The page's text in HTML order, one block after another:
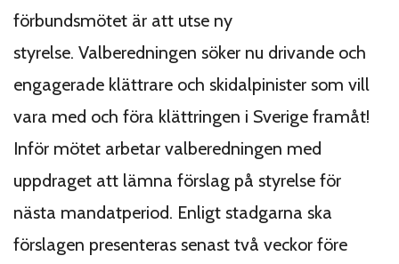
förbundsmötet är att utse ny
styrelse. Valberedningen söker nu drivande och
engagerade klättrare och skidalpinister som vill
vara med och föra klättringen i Sverige framåt!
Inför mötet arbetar valberedningen med
uppdraget att lämna förslag på styrelse för
nästa mandatperiod. Enligt stadgarna ska
förslagen presenteras senast två veckor före